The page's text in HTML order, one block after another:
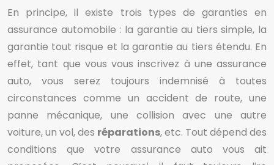
En principe, il existe trois types de garanties en
assurance automobile : la garantie au tiers simple, la
garantie tout risque et la garantie au tiers étendu. En
effet, tant que vous vous inscrivez à une assurance
auto, vous serez toujours indemnisé à toutes
circonstances comme un accident de route, une
panne mécanique, une collision avec une autre
voiture, un vol, des réparations, etc. Tout dépend des
conditions que votre assurance auto vous ait